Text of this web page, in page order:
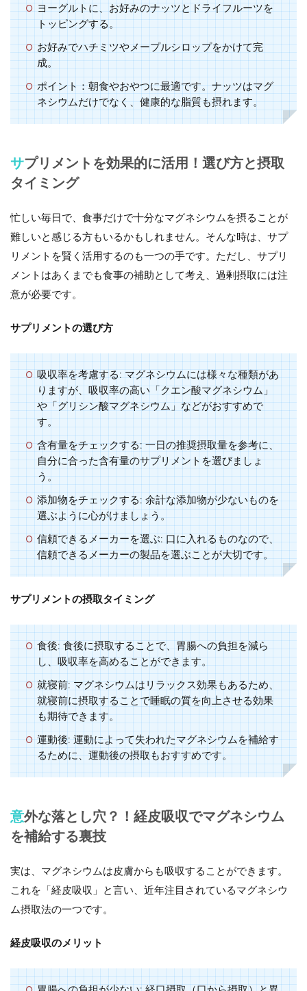
ヨーグルトに、お好みのナッツとドライフルーツを
トッピングする。
お好みでハチミツやメープルシロップをかけて完
成。
ポイント：朝食やおやつに最適です。ナッツはマグ
ネシウムだけでなく、健康的な脂質も摂れます。
サプリメントを効果的に活用！選び方と摂取
タイミング
忙しい毎日で、食事だけで十分なマグネシウムを摂ることが
難しいと感じる方もいるかもしれません。そんな時は、サプ
リメントを賢く活用するのも一つの手です。ただし、サプリ
メントはあくまでも食事の補助として考え、過剰摂取には注
意が必要です。
サプリメントの選び方
吸収率を考慮する : マグネシウムには様々な種類があ
りますが、吸収率の高い「クエン酸マグネシウム」
や「グリシン酸マグネシウム」などがおすすめで
す。
含有量をチェックする: 一日の推奨摂取量を参考に、
自分に合った含有量のサプリメントを選びましょ
う。
添加物をチェックする: 余計な添加物が少ないものを
選ぶように心がけましょう。
信頼できるメーカーを選ぶ: 口に入れるものなので、
信頼できるメーカーの製品を選ぶことが大切です。
サプリメントの摂取タイミング
食後: 食後に摂取することで、胃腸への負担を減ら
し、吸収率を高めることができます。
就寝前: マグネシウムはリラックス効果もあるため、
就寝前に摂取することで睡眠の質を向上させる効果
も期待できます。
運動後: 運動によって失われたマグネシウムを補給す
るために、運動後の摂取もおすすめです。
意外な落とし穴？！経皮吸収でマグネシウム
を補給する裏技
実は、マグネシウムは皮膚からも吸収することができます。
これを「経皮吸収」と言い、近年注目されているマグネシウ
ム摂取法の一つです。
経皮吸収のメリット